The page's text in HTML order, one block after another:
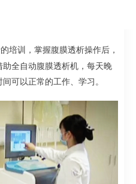
培训，掌握腹膜透析操作后，
全自动腹膜透析机，每天晚
可以正常的工作、学习。